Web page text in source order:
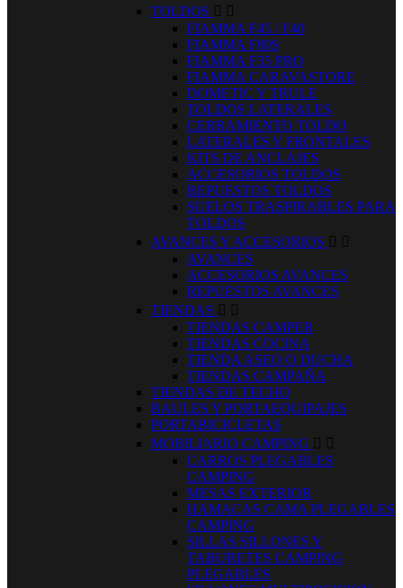
TOLDOS  
FIAMMA F45 / F40
FIAMMA F80S
FIAMMA F35 PRO
FIAMMA CARAVASTORE
DOMETIC Y TRULE
TOLDOS LATERALES
CERRAMIENTO TOLDO
LATERALES Y FRONTALES
KITS DE ANCLAJES
ACCESORIOS TOLDOS
REPUESTOS TOLDOS
SUELOS TRASPIRABLES PARA
TOLDOS
AVANCES Y ACCESORIOS  
AVANCES
ACCESORIOS AVANCES
REPUESTOS AVANCES
TIENDAS  
TIENDAS CAMPER
TIENDAS COCINA
TIENDA ASEO O DUCHA
TIENDAS CAMPAÑA
TIENDAS DE TECHO
BAULES Y PORTAEQUIPAJES
PORTABICICLETAS
MOBILIARIO CAMPING  
CARROS PLEGABLES
CAMPING
MESAS EXTERIOR
HAMACAS CAMA PLEGABLES
CAMPING
SILLAS SILLONES Y
TABURETES CAMPING
PLEGABLES